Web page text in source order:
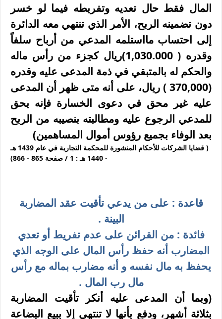
المال فقط حال تعديه وتفريطه فيما لو خسر
دون تضمينه الربح، الأمر الذي تنتهي معه الدائرة
إلى احتساب مااستلمه المدعي من أرباح سلفاً
وقدره (1,030.000) ريال كجزء من رأس ماله
والحكم له بالمتبقي في ذمة المدعى عليه وقدره
(
370,000 )
ریال، على أنه متى ظهر أن المدعى
عليه غير محق في دعوى الخسارة فإنه يحق
للمدعي الرجوع عليه ومطالبته بنصيبه من الربح
بعد الوفاء بجميع رؤوس أموال المساهمين)
( قضايا الشركات للأحكام المنشورة للمحكمة التجارية في عام 1439 هـ
- 1440 هـ : 1 / صفحة 865 - 866)
قاعدة : على من يدعي تأقيت عقد المضاربة
البينة .
فائدة : من القرائن على عدم تفريط أو تعدي
المضارب أنه حفظ رأس المال على الوجه الذي
يحفظ به مال نفسه و أنه مضارب بماله مع رأس
مال رب المال .
(وبما أن المدعى عليه أنكر تأقيت المضاربة
بثلاثة أشهر، ودفع بأنها لا تنتهي إلا ببيع البضاعة